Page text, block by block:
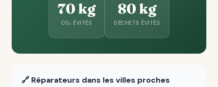
70 kg
CO₂ ÉVITÉS
80 kg
DÉCHETS ÉVITÉS
🔗 Réparateurs dans les villes proches